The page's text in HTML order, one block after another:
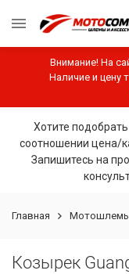
Внимание! На
Наличие и цену
Хотите
соотношении цена/
Запишитесь на
Главная
Козырек